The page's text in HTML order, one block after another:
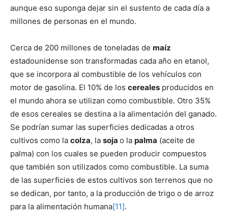
aunque eso suponga dejar sin el sustento de cada día a
millones de personas en el mundo.
Cerca de 200 millones de toneladas de maíz
estadounidense son transformadas cada año en etanol,
que se incorpora al combustible de los vehículos con
motor de gasolina. El 10% de los cereales producidos en
el mundo ahora se utilizan como combustible. Otro 35%
de esos cereales se destina a la alimentación del ganado.
Se podrían sumar las superficies dedicadas a otros
cultivos como la colza, la soja o la palma (aceite de
palma) con los cuales se pueden producir compuestos
que también son utilizados como combustible. La suma
de las superficies de estos cultivos son terrenos que no
se dedican, por tanto, a la producción de trigo o de arroz
para la alimentación humana[11].